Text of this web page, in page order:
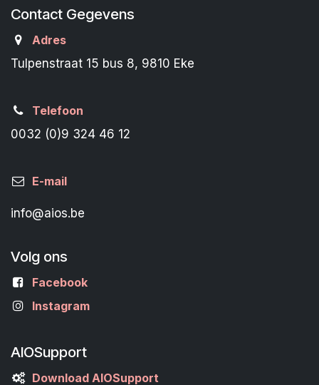
Contact Gegevens
Adres
Tulpenstraat 15 bus 8, 9810 Eke
Telefoon
0032 (0)9 324 46 12
E-mail
info@aios.be
Volg ons
Facebook
Instagram
AIOSupport
Download AIOSupport